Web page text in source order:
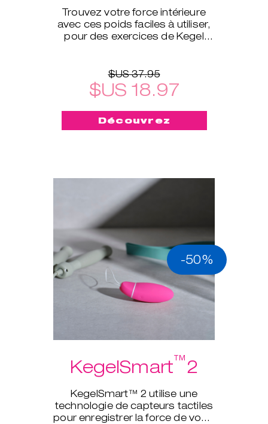
Trouvez votre force intérieure
avec ces poids faciles à utiliser,
pour des exercices de Kegel
$US 37.95
$US 18.97
Découvrez
-50%
KegelSmart™2
KegelSmart™ 2 utilise une
technologie de capteurs tactiles
pour enregistrer la force de votre